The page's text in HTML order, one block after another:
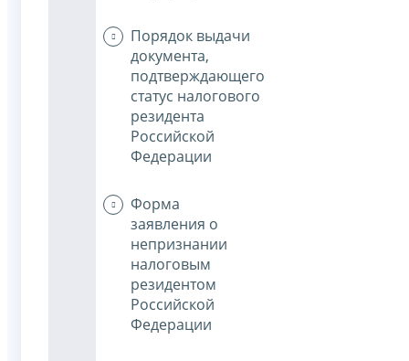
Порядок выдачи
документа,
подтверждающего
статус налогового
резидента
Российской
Федерации
Форма
заявления о
непризнании
налоговым
резидентом
Российской
Федерации